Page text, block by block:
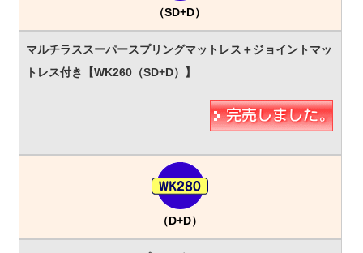
（SD+D）
（D+D）